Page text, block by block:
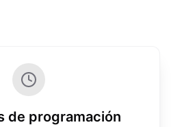
de programación